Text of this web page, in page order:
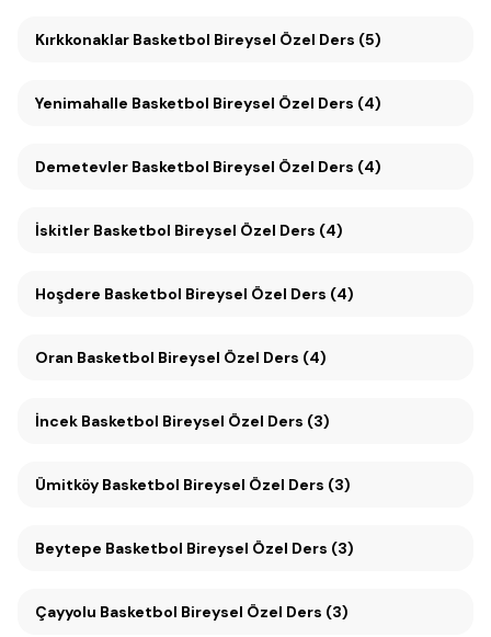
Kırkkonaklar Basketbol Bireysel Özel Ders (5)
Yenimahalle Basketbol Bireysel Özel Ders (4)
Demetevler Basketbol Bireysel Özel Ders (4)
İskitler Basketbol Bireysel Özel Ders (4)
Hoşdere Basketbol Bireysel Özel Ders (4)
Oran Basketbol Bireysel Özel Ders (4)
İncek Basketbol Bireysel Özel Ders (3)
Ümitköy Basketbol Bireysel Özel Ders (3)
Beytepe Basketbol Bireysel Özel Ders (3)
Çayyolu Basketbol Bireysel Özel Ders (3)